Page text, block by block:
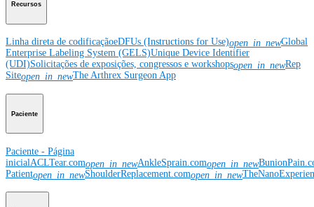
Recursos
Linha direta de codificaçãoeDFUs (Instructions for Use)open_in_newGlobal
Enterprise Labeling System (GELS)Unique Device Identifier
(UDI)Solicitações de exposições, congressos e workshopsopen_in_newRep
Siteopen_in_newThe Arthrex Surgeon App
Paciente
Paciente - Página
inicial ACLTear.comopen_in_newAnkleSprain.comopen_in_new
Patientopen_in_newShoulderReplacement.comopen_in_new